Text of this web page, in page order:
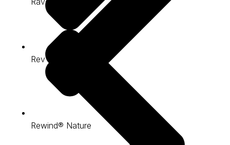
Rev Expo
Rewind® Nature